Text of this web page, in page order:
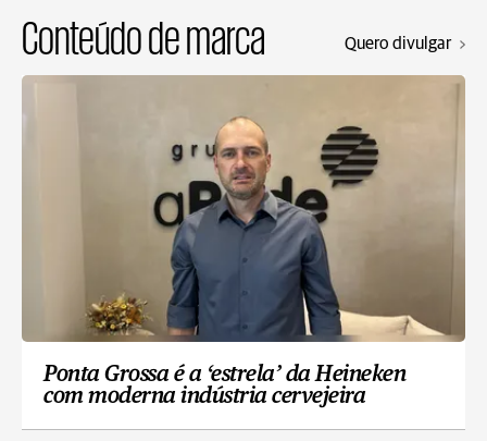
Conteúdo de marca Quero divulgar
Ponta Grossa é a ‘estrela’ da Heineken
com moderna indústria cervejeira